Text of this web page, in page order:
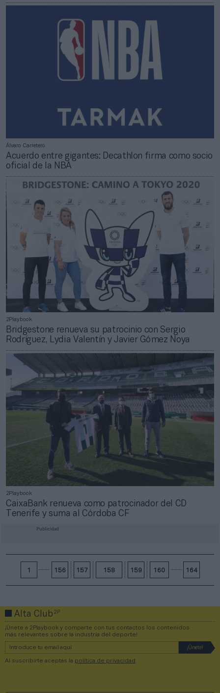
Publicidad
Álvaro Carretero
Acuerdo entre gigantes: Decathlon firma como socio
oficial de la NBA
2Playbook
Bridgestone renueva su patrocinio con Sergio
Rodríguez, Lydia Valentín y Javier Gómez Noya
2Playbook
CaixaBank renueva como patrocinador del CD
Tenerife y suma al Córdoba CF
1 156 157 158 159 160 164
Alta Club2P
¡Únete a 2Playbook y comparte con tus contactos los contenidos
más relevantes sobre la industria del deporte!
Al suscribirte aceptas la política de privacidad